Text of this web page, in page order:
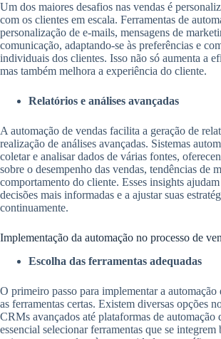
Um dos maiores desafios nas vendas é
com os clientes em escala. Ferramentas de
personalização de e-mails, mensagens de
comunicação, adaptando-se às preferências e
individuais dos clientes. Isso não só aumenta a
mas também melhora a experiência do cliente.
Relatórios e análises avançadas
A automação de vendas facilita a geração de
realização de análises avançadas. Sistemas
coletar e analisar dados de várias fontes,
sobre o desempenho das vendas, tendências de
comportamento do cliente. Esses insights
decisões mais informadas e a ajustar suas
continuamente.
Implementação da automação no processo de
Escolha das ferramentas adequadas
O primeiro passo para implementar a automação
as ferramentas certas. Existem diversas opções
CRMs avançados até plataformas de automação
essencial selecionar ferramentas que se integrem